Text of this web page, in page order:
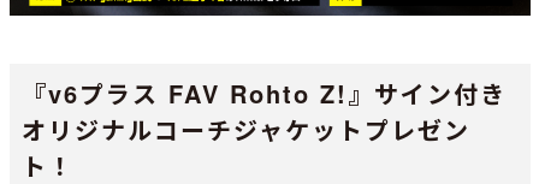
『v6プラス FAV Rohto Z!』サイン付き
オリジナルコーチジャケットプレゼン
ト！